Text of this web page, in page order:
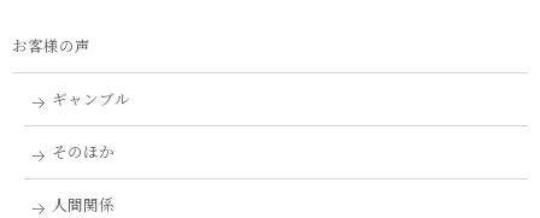
お客様の声
ギャンブル
そのほか
人間関係